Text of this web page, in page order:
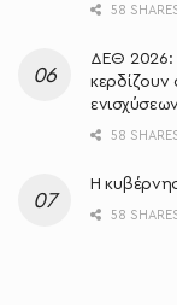
58
ΔΕΘ 2026:
ενισχύσεων
58
Η
58